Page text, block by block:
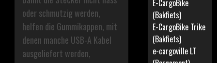
oder schmutzig werden,
helfen die Gummikappen, mit
denen manche USB-A Kabel
ausgeliefert werden,
E-CargoBike
(Bakfiets)
E-CargoBike Trike
(Bakfiets)
e-cargoville LT